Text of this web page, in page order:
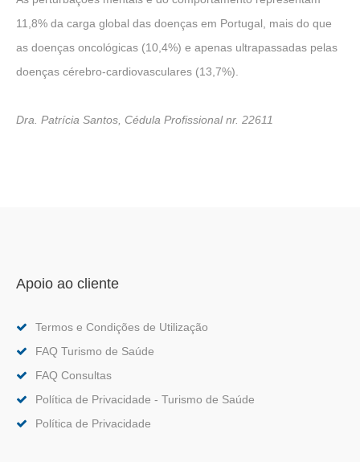
11,8% da carga global das doenças em Portugal, mais do que
as doenças oncológicas (10,4%) e apenas ultrapassadas pelas
doenças cérebro-cardiovasculares (13,7%).
Dra. Patrícia Santos, Cédula Profissional nr. 22611
Apoio ao cliente
Termos e Condições de Utilização
FAQ Turismo de Saúde
FAQ Consultas
Política de Privacidade - Turismo de Saúde
Política de Privacidade